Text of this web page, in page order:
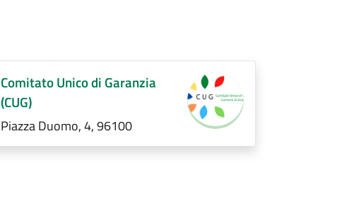
Comitato Unico di Garanzia
(CUG)
Piazza Duomo, 4, 96100